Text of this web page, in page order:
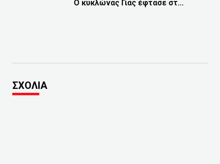
Ο κυκλώνας Γιας έφτασε στ...
ΣΧΟΛΙΑ